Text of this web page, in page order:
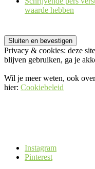
waarde hebben
Privacy & cookies: deze
blijven gebruiken, ga je
Wil je meer weten, ook
hier: Cookiebeleid
Instagram
Pinterest